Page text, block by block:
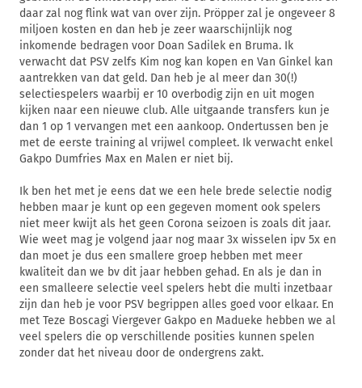
daar zal nog flink wat van over zijn. Pröpper zal je ongeveer 8
miljoen kosten en dan heb je zeer waarschijnlijk nog
inkomende bedragen voor Doan Sadilek en Bruma. Ik
verwacht dat PSV zelfs Kim nog kan kopen en Van Ginkel kan
aantrekken van dat geld. Dan heb je al meer dan 30(!)
selectiespelers waarbij er 10 overbodig zijn en uit mogen
kijken naar een nieuwe club. Alle uitgaande transfers kun je
dan 1 op 1 vervangen met een aankoop. Ondertussen ben je
met de eerste training al vrijwel compleet. Ik verwacht enkel
Gakpo Dumfries Max en Malen er niet bij.
Ik ben het met je eens dat we een hele brede selectie nodig
hebben maar je kunt op een gegeven moment ook spelers
niet meer kwijt als het geen Corona seizoen is zoals dit jaar.
Wie weet mag je volgend jaar nog maar 3x wisselen ipv 5x en
dan moet je dus een smallere groep hebben met meer
kwaliteit dan we bv dit jaar hebben gehad. En als je dan in
een smalleere selectie veel spelers hebt die multi inzetbaar
zijn dan heb je voor PSV begrippen alles goed voor elkaar. En
met Teze Boscagi Viergever Gakpo en Madueke hebben we al
veel spelers die op verschillende posities kunnen spelen
zonder dat het niveau door de ondergrens zakt.